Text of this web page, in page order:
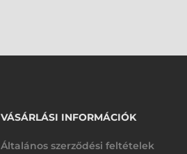
VÁSÁRLÁSI INFORMÁCIÓK
Általános szerződési feltételek